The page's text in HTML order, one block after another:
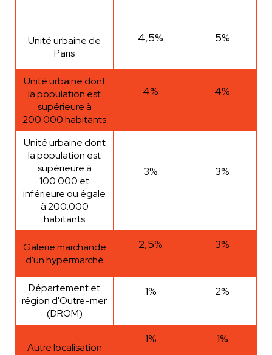
Unité urbaine de
Paris
4,5% 5%
Unité urbaine dont
la population est
supérieure à
200.000 habitants
4% 4%
Unité urbaine dont
la population est
supérieure à
100.000 et
inférieure ou égale
à 200.000
habitants
3% 3%
Galerie marchande
d'un hypermarché
2,5% 3%
Département et
région d'Outre-mer
(DROM)
1% 2%
Autre localisation
1% 1%